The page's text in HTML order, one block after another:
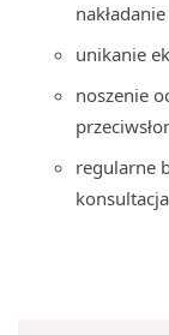
unikanie
noszenie
regularne